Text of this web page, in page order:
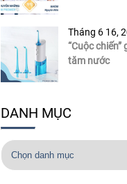
Tháng 6 16,
“Cuộc
tăm nước
DANH MỤC